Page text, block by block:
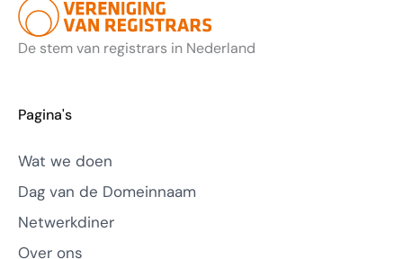
De stem van registrars in Nederland
Pagina's
Wat we doen
Dag van de Domeinnaam
Netwerkdiner
Over ons